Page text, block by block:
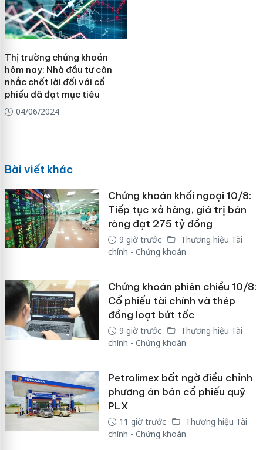
Thị trường chứng khoán
hôm nay: Nhà đầu tư cân
nhắc chốt lời đối với cổ
phiếu đã đạt mục tiêu
04/06/2024
Bài viết khác
Chứng khoán khối ngoại 10/8:
Tiếp tục xả hàng, giá trị bán
ròng đạt 275 tỷ đồng
9 giờ trước
Thương hiệu Tài
chính - Chứng khoán
Chứng khoán phiên chiều 10/8:
Cổ phiếu tài chính và thép
đồng loạt bứt tốc
9 giờ trước
Thương hiệu Tài
chính - Chứng khoán
Petrolimex bất ngờ điều chỉnh
phương án bán cổ phiếu quỹ
PLX
11 giờ trước
Thương hiệu Tài
chính - Chứng khoán